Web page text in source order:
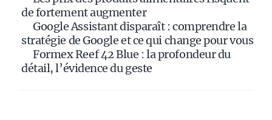
de fortement augmenter
Google Assistant disparaît : comprendre la
stratégie de Google et ce qui change pour vous
Formex Reef 42 Blue : la profondeur du
détail, l’évidence du geste